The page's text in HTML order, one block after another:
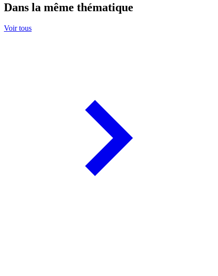
Dans la même thématique
Voir tous